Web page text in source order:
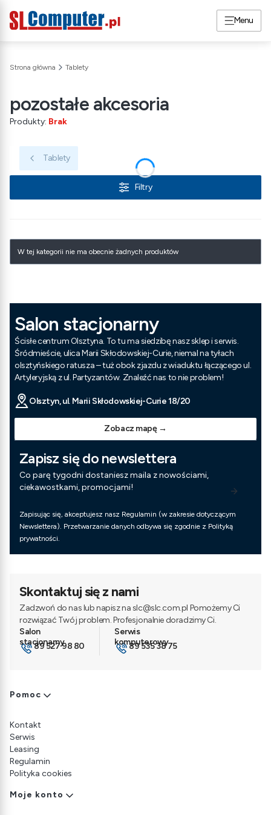
Menu
Strona główna Tablety
pozostałe akcesoria
Produkty: Brak
Tablety
Filtry
Lista produktów
W tej kategorii nie ma obecnie żadnych produktów
Salon stacjonarny
Ścisłe centrum Olsztyna. To tu ma siedzibę nasz sklep i serwis.
Śródmieście, ulica Marii Skłodowskiej-Curie, niemal na tyłach
olsztyńskiego ratusza – tuż obok zjazdu z wiaduktu łączącego ul.
Artyleryjską z ul. Partyzantów. Znaleźć nas to nie problem!
Olsztyn, ul. Marii Skłodowskiej-Curie 18/20
Zobacz mapę →
Zapisz się do newslettera
Co parę tygodni dostaniesz maila z nowościami,
ciekawostkami, promocjami!
Zapisując się, akceptujesz nasz Regulamin (w zakresie dotyczącym
Newslettera). Przetwarzanie danych odbywa się zgodnie z Polityką
prywatności.
Skontaktuj się z nami
Zadzwoń do nas lub napisz na slc@slc.com.pl Pomożemy Ci
rozwiązać Twój problem. Profesjonalnie doradzimy Ci.
89 527 98 80 89 535 38 75
Linki w stopce
Pomoc
Kontakt
Serwis
Leasing
Regulamin
Polityka cookies
Moje konto